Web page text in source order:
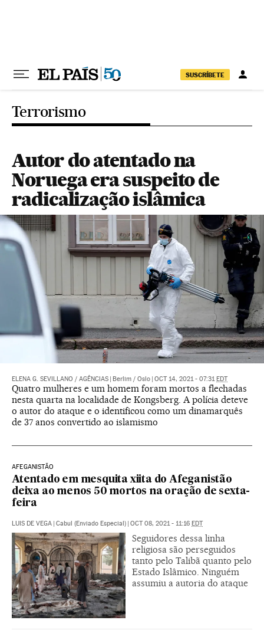
SUSCRÍBETE
Terrorismo
Autor do atentado na
Noruega era suspeito de
radicalização islâmica
ELENA G. SEVILLANO / AGÊNCIAS Berlim / Oslo OCT 14, 2021 - 07:31 EDT
Quatro mulheres e um homem foram mortos a flechadas
nesta quarta na localidade de Kongsberg. A polícia deteve
o autor do ataque e o identificou como um dinamarquês
de 37 anos convertido ao islamismo
AFEGANISTÃO
Atentado em mesquita xiita do Afeganistão
deixa ao menos 50 mortos na oração de sexta-
feira
LUIS DE VEGA Cabul (Enviado Especial) OCT 08, 2021 - 11:16 EDT
Seguidores dessa linha
religiosa são perseguidos
tanto pelo Talibã quanto pelo
Estado Islâmico. Ninguém
assumiu a autoria do ataque